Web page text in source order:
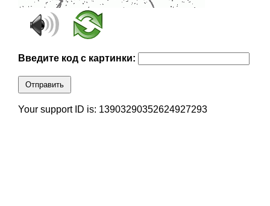
Введите код с картинки:
Отправить
Your support ID is: 13903290352624927293